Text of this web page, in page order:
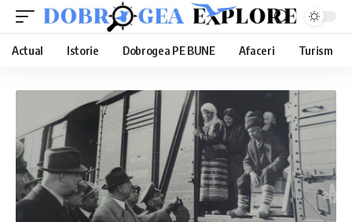
Actual Istorie Dobrogea PE BUNE Afaceri Turism